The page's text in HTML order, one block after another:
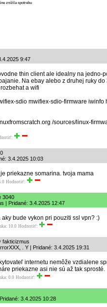
znížila spotrebu
9:47
thin client ale idealny na jedno-
Na ebay alebo z druhej ruky
a wifi
sdio mwifiex-sdio-firmware iwinfo
/sources/linux-
3.4.2025 10:03
priekazne somarina. tvoja mama
Hodnotiť:
3040
| Pridané: 3.4.2025 12:47
bude vykon pri pouziti ssl vpn? :)
10.0 Hodnotiť:
fakticizmus
. Y | Pridané: 3.4.2025 19:31
internetu nemôže vzdialene
priekazne asi nie sú až tak sprosté.
0.0 Hodnotiť:
3.4.2025 10:28